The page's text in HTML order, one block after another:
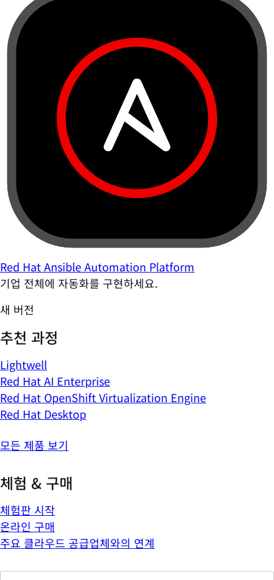
Red Hat Ansible Automation Platform
기업 전체에 자동화를 구현하세요.
새 버전
추천 과정
Lightwell
Red Hat AI Enterprise
Red Hat OpenShift Virtualization Engine
Red Hat Desktop
모든 제품 보기
체험 & 구매
체험판 시작
온라인 구매
주요 클라우드 공급업체와의 연계